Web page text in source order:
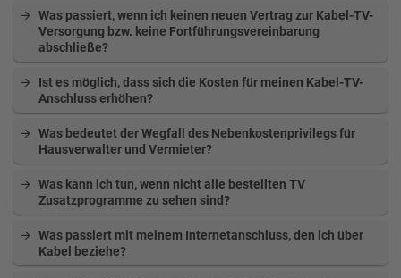
Was passiert, wenn ich keinen neuen Vertrag zur Kabel-TV-
Versorgung bzw. keine Fortführungsvereinbarung
abschließe?
Ist es möglich, dass sich die Kosten für meinen Kabel-TV-
Anschluss erhöhen?
Was bedeutet der Wegfall des Nebenkostenprivilegs für
Hausverwalter und Vermieter?
Was kann ich tun, wenn nicht alle bestellten TV
Zusatzprogramme zu sehen sind?
Was passiert mit meinem Internetanschluss, den ich über
Kabel beziehe?